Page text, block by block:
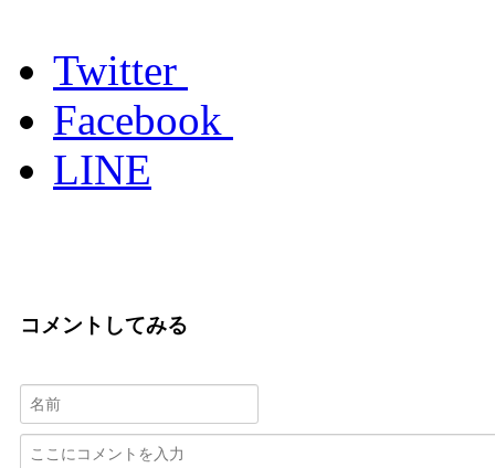
Twitter
Facebook
LINE
コメントしてみる